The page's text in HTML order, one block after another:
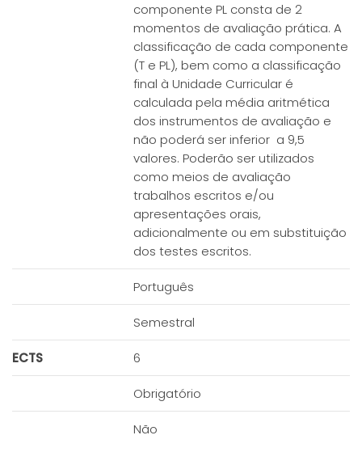
componente PL consta de 2
momentos de avaliação prática. A
classificação de cada componente
(T e PL), bem como a classificação
final à Unidade Curricular é
calculada pela média aritmética
dos instrumentos de avaliação e
não poderá ser inferior a 9,5
valores. Poderão ser utilizados
como meios de avaliação
trabalhos escritos e/ou
apresentações orais,
adicionalmente ou em substituição
dos testes escritos.
Português
Semestral
ECTS 6
Obrigatório
Não